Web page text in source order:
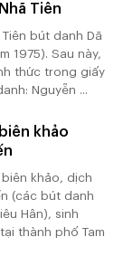
Tiên
Tiên bút danh Dã
1975). Sau này,
thức trong giấy
Nguyễn ...
khảo
khảo, dịch
(các bút danh
Hân), sinh
thành phố Tam